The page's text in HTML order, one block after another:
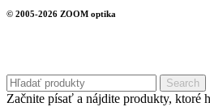
© 2005-2026 ZOOM optika
Search
Začnite písať a nájdite produkty, ktoré